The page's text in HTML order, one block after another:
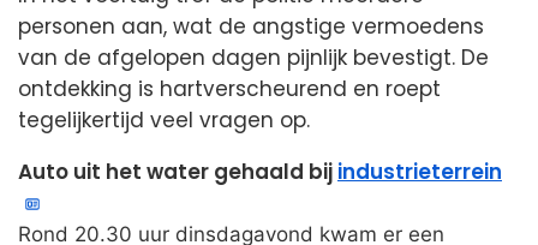
personen aan, wat de angstige vermoedens
van de afgelopen dagen pijnlijk bevestigt. De
ontdekking is hartverscheurend en roept
tegelijkertijd veel vragen op.
Auto uit het water gehaald bij industrieterrein
Rond 20.30 uur dinsdagavond kwam er een